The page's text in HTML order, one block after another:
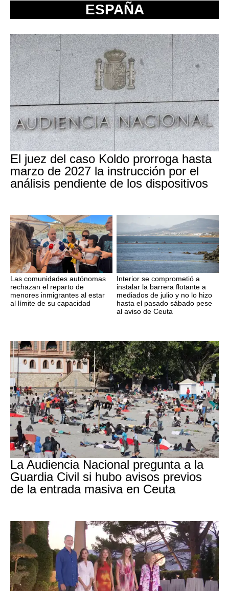
ESPAÑA
El juez del caso Koldo prorroga hasta
marzo de 2027 la instrucción por el
análisis pendiente de los dispositivos
Las comunidades autónomas
rechazan el reparto de
menores inmigrantes al estar
al límite de su capacidad
Interior se comprometió a
instalar la barrera flotante a
mediados de julio y no lo hizo
hasta el pasado sábado pese
al aviso de Ceuta
Crisis migratoria
La Audiencia Nacional pregunta a la
Guardia Civil si hubo avisos previos
de la entrada masiva en Ceuta